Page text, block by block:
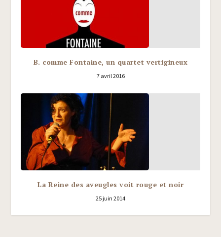
B. comme Fontaine, un quartet vertigineux
7 avril 2016
La Reine des aveugles voit rouge et noir
25 juin 2014